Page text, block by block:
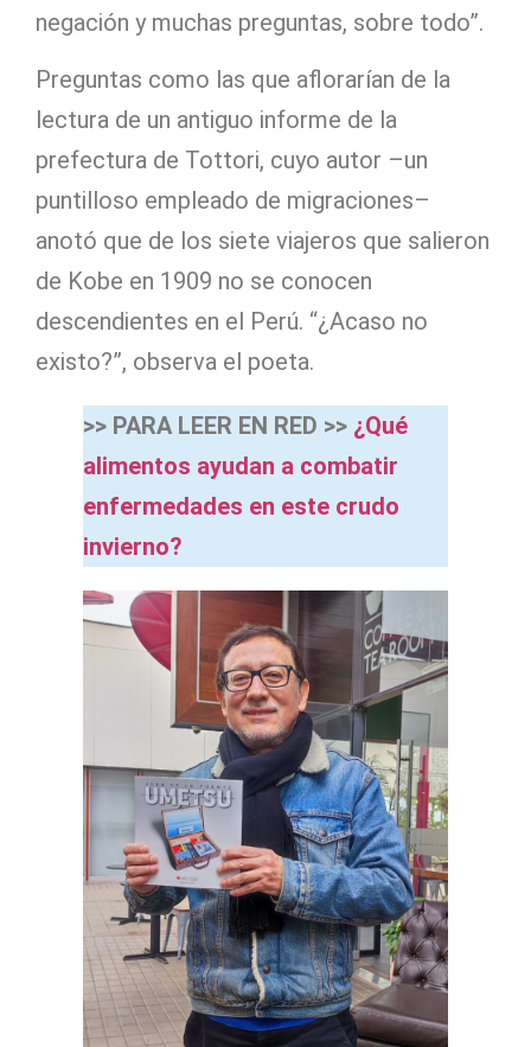
negación y muchas preguntas, sobre todo”.
Preguntas como las que aflorarían de la
lectura de un antiguo informe de la
prefectura de Tottori, cuyo autor –un
puntilloso empleado de migraciones–
anotó que de los siete viajeros que salieron
de Kobe en 1909 no se conocen
descendientes en el Perú. “¿Acaso no
existo?”, observa el poeta.
>> PARA LEER EN RED >> ¿Qué
alimentos ayudan a combatir
enfermedades en este crudo
invierno?